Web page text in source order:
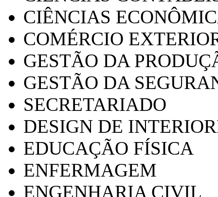
CIÊNCIAS
COMÉRCIO
GESTÃO DA
GESTÃO DA
SECRETARIADO
DESIGN DE
EDUCAÇÃO FÍSICA
ENFERMAGEM
ENGENHARIA CIVIL